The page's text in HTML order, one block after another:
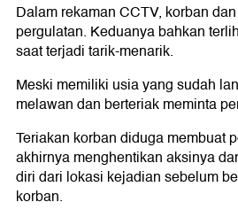
Dalam rekaman CCTV, korban
pergulatan. Keduanya bahkan
saat terjadi tarik-menarik.
Meski memiliki usia yang sudah
melawan dan berteriak meminta
Teriakan korban diduga membuat
akhirnya menghentikan aksinya
diri dari lokasi kejadian sebelum
korban.